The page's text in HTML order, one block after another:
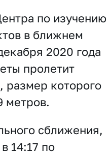
по изучению
в ближнем
2020 года
пролетит
размер которого
метров.
сближения,
14:17 по